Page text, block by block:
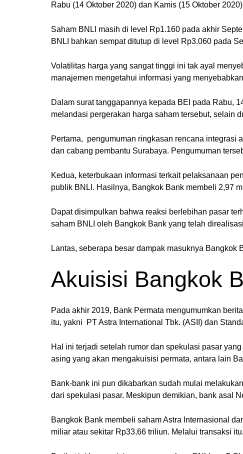
Rabu (14 Oktober 2020) dan Kamis (15 Oktober
Saham BNLI masih di level Rp1.160 pada akhir
BNLI bahkan sempat ditutup di level Rp3.060 pada
Volatilitas harga yang sangat tinggi ini tak ayal
manajemen mengetahui informasi yang
Dalam surat tanggapannya kepada BEI pada Rabu,
melandasi pergerakan harga saham tersebut, selain
Pertama, pengumuman ringkasan rencana integrasi
dan cabang pembantu Surabaya. Pengumuman
Kedua, keterbukaan informasi terkait pelaksanaan
publik BNLI. Hasilnya, Bangkok Bank membeli 2,97
Dapat disimpulkan bahwa reaksi berlebihan pasar
saham BNLI oleh Bangkok Bank yang telah
Lantas, seberapa besar dampak masuknya
Akuisisi Bangkok
Pada akhir 2019, Bank Permata mengumumkan
itu, yakni PT Astra International Tbk. (ASII) dan
Hal ini terjadi setelah rumor dan spekulasi pasar
asing yang akan mengakuisisi permata, antara lain
Bank-bank ini pun dikabarkan sudah mulai
dari spekulasi pasar. Meskipun demikian, bank asal
Bangkok Bank membeli saham Astra Internasional
miliar atau sekitar Rp33,66 triliun. Melalui transaksi